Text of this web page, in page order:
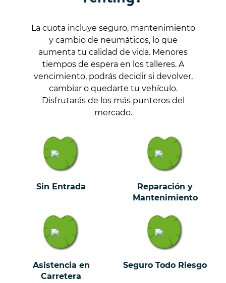
La cuota incluye seguro, mantenimiento
y cambio de neumáticos, lo que
aumenta tu calidad de vida. Menores
tiempos de espera en los talleres. A
vencimiento, podrás decidir si devolver,
cambiar o quedarte tu vehículo.
Disfrutarás de los más punteros del
mercado.
Sin Entrada
Reparación y
Mantenimiento
Asistencia en
Carretera
Seguro Todo Riesgo